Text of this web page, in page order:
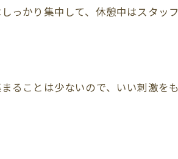
っかり集中して、休憩中はスタッ
ることは少ないので、いい刺激を